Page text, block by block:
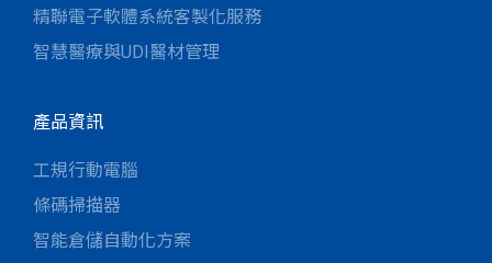
精聯電子軟體系統客製化服務
智慧醫療與UDI醫材管理
產品資訊
工規行動電腦
條碼掃描器
智能倉儲自動化方案